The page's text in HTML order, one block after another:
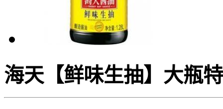
海天【鲜味生抽】大瓶